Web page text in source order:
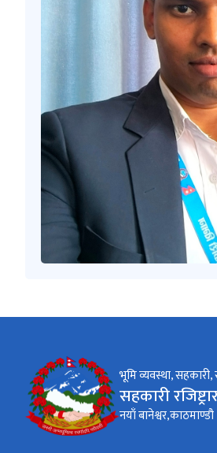
भूमि व्यवस्था,
सहकारी
नयाँ बानेश्वर,काठमाण्डौ